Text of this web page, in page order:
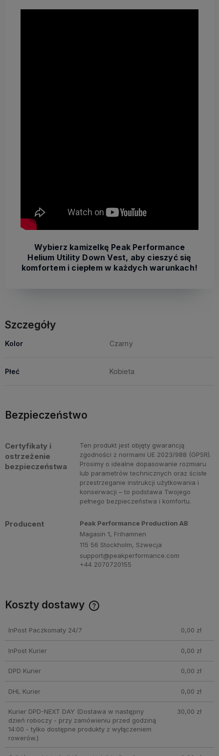
Wybierz kamizelkę Peak Performance
Helium Utility Down Vest, aby cieszyć się
komfortem i ciepłem w każdych warunkach!
Szczegóły
Kolor Czarny
Płeć Kobieta
Bezpieczeństwo
Certyfikaty i
ostrzeżenie
bezpieczeństwa
Ten produkt jest objęty gwarancją
zgodności z normami UE 2023/988 (GPSR).
Prosimy o idealne dopasowanie rozmiaru
lub parametrów technicznych oraz ścisłe
przestrzeganie instrukcji użytkowania i
konserwacji – to podstawa Twojego
pełnego bezpieczeństwa i komfortu.
Producent
Peak Performance Production AB
Magasin 1, Frihamnen
115 56 Stockholm, Szwecja
support@peakperformance.com
+44 2070720155
Koszty dostawy
InPost Paczkomaty 24/7 0,00 zł
InPost Kurier 0,00 zł
DPD Kurier 0,00 zł
DHL Kurier 0,00 zł
Kurier DPD-NEXT DAY (Dostawa w następny
dzień roboczy - przy zamówieniu przed godziną
14:00 - tylko dostępne produkty z wyłączeniem
rowerów.)
30,00 zł